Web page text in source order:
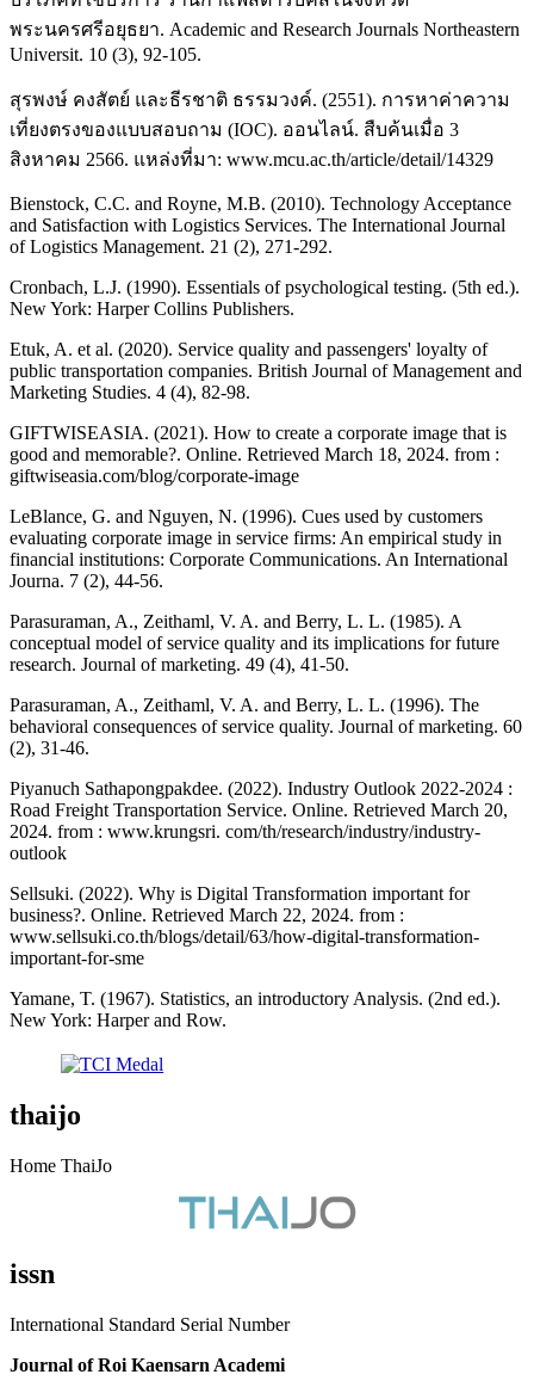
พระนครศรีอยุธยา. Academic and Research Journals Northeastern
Universit. 10 (3), 92-105.
สุรพงษ์ คงสัตย์ และธีรชาติ ธรรมวงค์. (2551). การหาค่าความ
เที่ยงตรงของแบบสอบถาม (IOC). ออนไลน์. สืบค้นเมื่อ 3
สิงหาคม 2566. แหล่งที่มา: www.mcu.ac.th/article/detail/14329
Bienstock, C.C. and Royne, M.B. (2010). Technology Acceptance
and Satisfaction with Logistics Services. The International Journal
of Logistics Management. 21 (2), 271-292.
Cronbach, L.J. (1990). Essentials of psychological testing. (5th ed.).
New York: Harper Collins Publishers.
Etuk, A. et al. (2020). Service quality and passengers' loyalty of
public transportation companies. British Journal of Management and
Marketing Studies. 4 (4), 82-98.
GIFTWISEASIA. (2021). How to create a corporate image that is
good and memorable?. Online. Retrieved March 18, 2024. from :
giftwiseasia.com/blog/corporate-image
LeBlance, G. and Nguyen, N. (1996). Cues used by customers
evaluating corporate image in service firms: An empirical study in
financial institutions: Corporate Communications. An International
Journa. 7 (2), 44-56.
Parasuraman, A., Zeithaml, V. A. and Berry, L. L. (1985). A
conceptual model of service quality and its implications for future
research. Journal of marketing. 49 (4), 41-50.
Parasuraman, A., Zeithaml, V. A. and Berry, L. L. (1996). The
behavioral consequences of service quality. Journal of marketing. 60
(2), 31-46.
Piyanuch Sathapongpakdee. (2022). Industry Outlook 2022-2024 :
Road Freight Transportation Service. Online. Retrieved March 20,
2024. from : www.krungsri. com/th/research/industry/industry-
outlook
Sellsuki. (2022). Why is Digital Transformation important for
business?. Online. Retrieved March 22, 2024. from :
www.sellsuki.co.th/blogs/detail/63/how-digital-transformation-
important-for-sme
Yamane, T. (1967). Statistics, an introductory Analysis. (2nd ed.).
New York: Harper and Row.
thaijo
Home ThaiJo
issn
International Standard Serial Number
Journal of Roi Kaensarn Academi